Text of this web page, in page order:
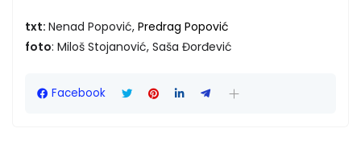
txt: Nenad Popović, Predrag Popović
foto: Miloš Stojanović, Saša Đorđević
Facebook